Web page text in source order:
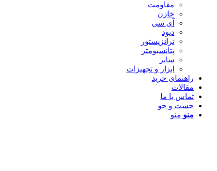
مقاومت
خازن
آی سی
دیود
ترانزیستور
پتانسیومتر
سایر
ابزار و تجهیزات
راهنمای خرید
مقالات
تماس با ما
جست و جو
منو منو